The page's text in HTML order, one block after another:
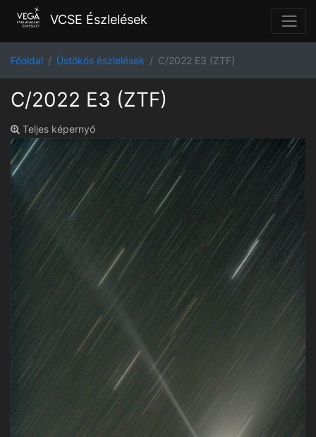
VCSE Észlelések
Főoldal Üstökös észlelések C/2022 E3 (ZTF)
C/2022 E3 (ZTF)
Teljes képernyő